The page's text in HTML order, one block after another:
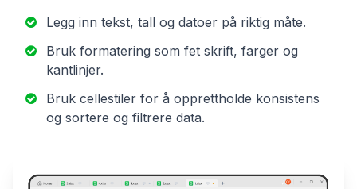
Legg inn tekst, tall og datoer på riktig måte.
Bruk formatering som fet skrift, farger og
kantlinjer.
Bruk cellestiler for å opprettholde konsistens
og sortere og filtrere data.